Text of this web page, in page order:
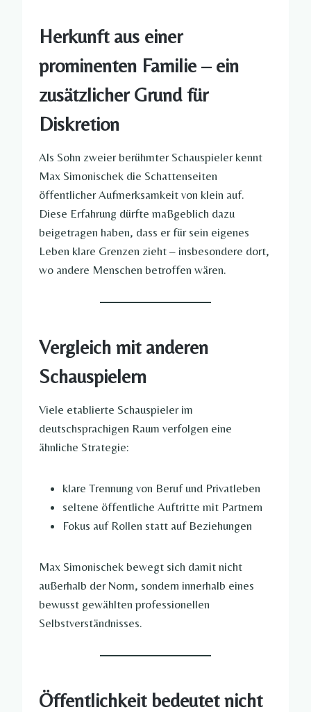
Herkunft aus einer
prominenten Familie – ein
zusätzlicher Grund für
Diskretion
Als Sohn zweier berühmter Schauspieler kennt
Max Simonischek die Schattenseiten
öffentlicher Aufmerksamkeit von klein auf.
Diese Erfahrung dürfte maßgeblich dazu
beigetragen haben, dass er für sein eigenes
Leben klare Grenzen zieht – insbesondere dort,
wo andere Menschen betroffen wären.
Vergleich mit anderen
Schauspielern
Viele etablierte Schauspieler im
deutschsprachigen Raum verfolgen eine
ähnliche Strategie:
klare Trennung von Beruf und Privatleben
seltene öffentliche Auftritte mit Partnern
Fokus auf Rollen statt auf Beziehungen
Max Simonischek bewegt sich damit nicht
außerhalb der Norm, sondern innerhalb eines
bewusst gewählten professionellen
Selbstverständnisses.
Öffentlichkeit bedeutet nicht